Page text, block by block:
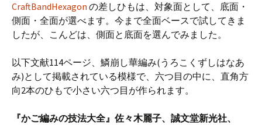
CraftBandHexagon の差しひもは、対象面として、底面・
側面・全面が選べます。今まで全面ベースで試してきま
したが、こんどは、側面と底面を選んでみました。
以下文献114ページ、鱗崩し華編み(うろこくずしはなあ
み)として掲載されている模様で、六つ目の中に、直角方
向2本のひもで小さい六つ目が作られます。
『かご編みの技法大全』佐々木麗子、誠文堂新光社、